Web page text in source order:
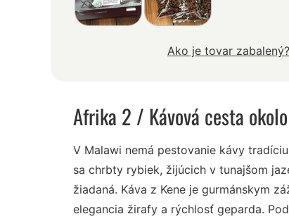
Ako je tovar zabalený?
Afrika 2 / Kávová cesta
V Malawi nemá pestovanie kávy
sa chrbty rybiek, žijúcich v tunajšom
žiadaná. Káva z Kene je gurmánskym
elegancia žirafy a rýchlosť geparda.